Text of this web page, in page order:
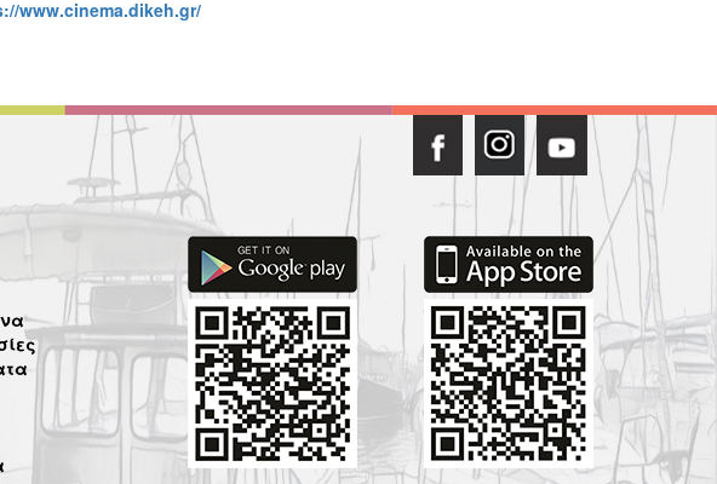
www.cinema.dikeh.gr/